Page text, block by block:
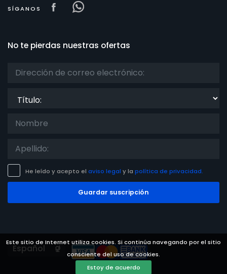
Este sitio de Internet utiliza cookies. Si continúa navegando por el sitio
consciente del uso de cookies.
Estoy de acuerdo
SÍGANOS Visit our Facebook page
Visit our Facebowhatsappok
No te pierdas nuestras ofertas
He leído y acepto el aviso legal y la política de privacidad.
Guardar suscripción
Languages